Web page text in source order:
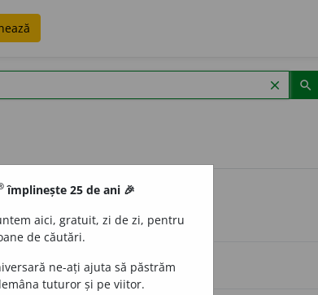
clear search
împlinește 25 de ani 🎉
aici, gratuit, zi de zi, pentru
de căutări.
ne-ați ajuta să păstrăm
tuturor și pe viitor.